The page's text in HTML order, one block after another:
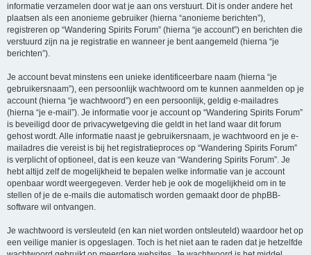
informatie verzamelen door wat je aan ons verstuurt. Dit is onder andere het
plaatsen als een anonieme gebruiker (hierna “anonieme berichten”),
registreren op “Wandering Spirits Forum” (hierna “je account”) en berichten die
verstuurd zijn na je registratie en wanneer je bent aangemeld (hierna “je
berichten”).
Je account bevat minstens een unieke identificeerbare naam (hierna “je
gebruikersnaam”), een persoonlijk wachtwoord om te kunnen aanmelden op je
account (hierna “je wachtwoord”) en een persoonlijk, geldig e-mailadres
(hierna “je e-mail”). Je informatie voor je account op “Wandering Spirits Forum”
is beveiligd door de privacywetgeving die geldt in het land waar dit forum
gehost wordt. Alle informatie naast je gebruikersnaam, je wachtwoord en je e-
mailadres die vereist is bij het registratieproces op “Wandering Spirits Forum”
is verplicht of optioneel, dat is een keuze van “Wandering Spirits Forum”. Je
hebt altijd zelf de mogelijkheid te bepalen welke informatie van je account
openbaar wordt weergegeven. Verder heb je ook de mogelijkheid om in te
stellen of je de e-mails die automatisch worden gemaakt door de phpBB-
software wil ontvangen.
Je wachtwoord is versleuteld (en kan niet worden ontsleuteld) waardoor het op
een veilige manier is opgeslagen. Toch is het niet aan te raden dat je hetzelfde